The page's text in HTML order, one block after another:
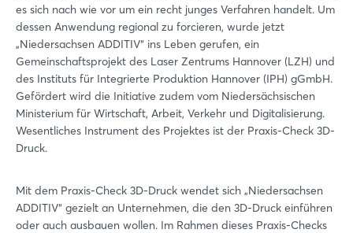
es sich nach wie vor um ein recht junges Verfahren handelt. Um
dessen Anwendung regional zu forcieren, wurde jetzt
„Niedersachsen ADDITIV“ ins Leben gerufen, ein
Gemeinschaftsprojekt des Laser Zentrums Hannover (LZH) und
des Instituts für Integrierte Produktion Hannover (IPH) gGmbH.
Gefördert wird die Initiative zudem vom Niedersächsischen
Ministerium für Wirtschaft, Arbeit, Verkehr und Digitalisierung.
Wesentliches Instrument des Projektes ist der Praxis-Check 3D-
Druck.
Mit dem Praxis-Check 3D-Druck wendet sich „Niedersachsen
ADDITIV“ gezielt an Unternehmen, die den 3D-Druck einführen
oder auch ausbauen wollen. Im Rahmen dieses Praxis-Checks